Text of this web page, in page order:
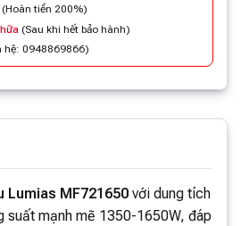
(Hoàn tiền 200%)
(Sau khi hết bảo hành)
hệ: 0948869866)
Lumias MF721650 với dung tích
suất mạnh mẽ 1350-1650W, đáp